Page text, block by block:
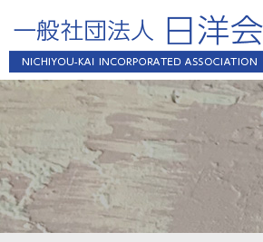
日洋会とは 新着情報